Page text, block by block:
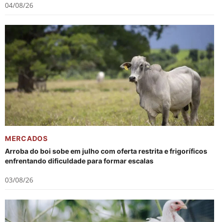
04/08/26
MERCADOS
Arroba do boi sobe em julho com oferta restrita e frigoríficos
enfrentando dificuldade para formar escalas
03/08/26